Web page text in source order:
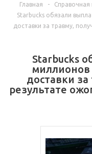
Главная -
Starbucks обязали
доставки за травму,
Starbucks
доставки
результате